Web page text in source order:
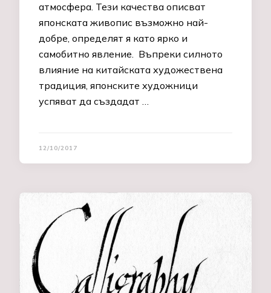
атмосфера. Тези качества описват
японската живопис възможно най-
добре, определят я като ярко и
самобитно явление. Въпреки силното
влияние на китайската художествена
традиция, японските художници
успяват да създадат …
12/10/2017